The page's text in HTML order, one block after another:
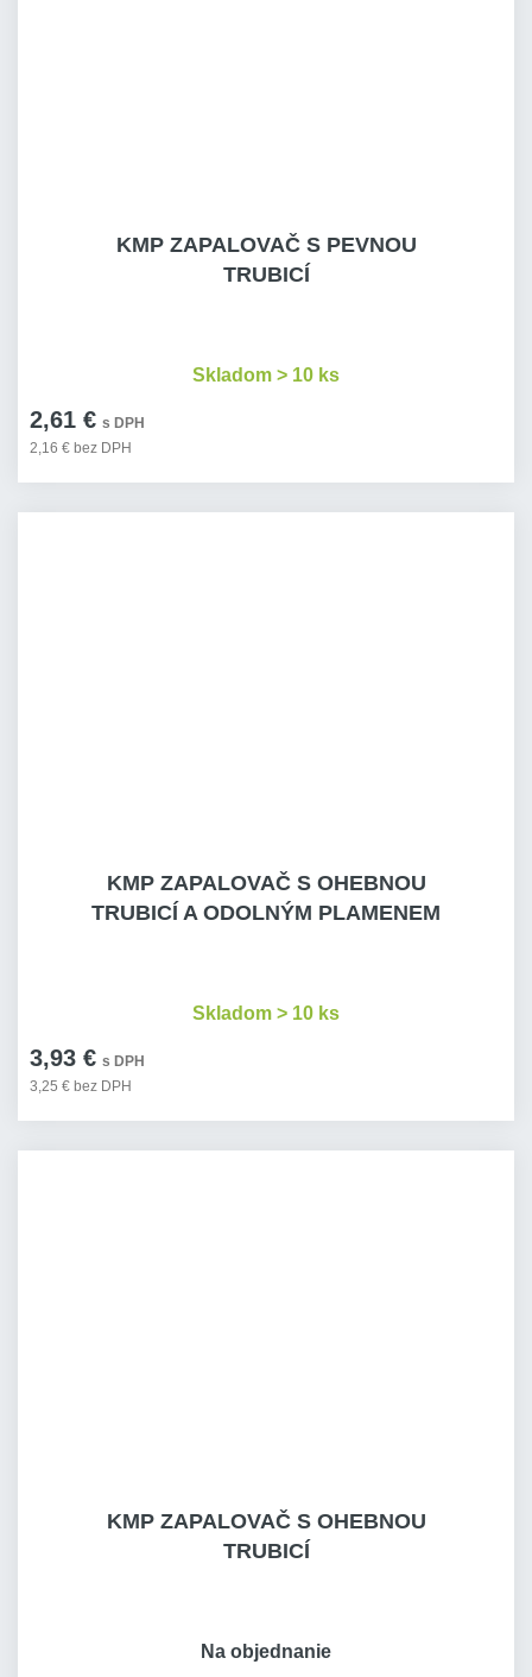
KMP ZAPALOVAČ S PEVNOU
TRUBICÍ
2,61 € s DPH
2,16 € bez DPH
Skladom > 10 ks
KMP ZAPALOVAČ S OHEBNOU
TRUBICÍ A ODOLNÝM PLAMENEM
3,93 € s DPH
3,25 € bez DPH
Skladom > 10 ks
KMP ZAPALOVAČ S OHEBNOU
TRUBICÍ
Na objednanie